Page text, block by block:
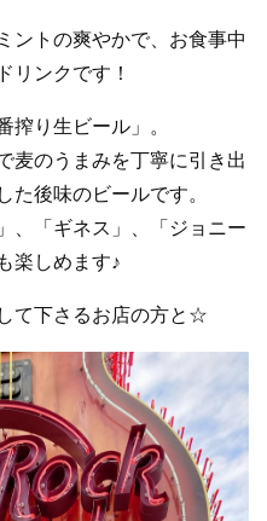
ントの爽やかで、お食事中
リンクです！
搾り生ビール」。
麦のうまみを丁寧に引き出
た後味のビールです。
、「ギネス」、「ジョニー
楽しめます♪
て下さるお店の方と☆